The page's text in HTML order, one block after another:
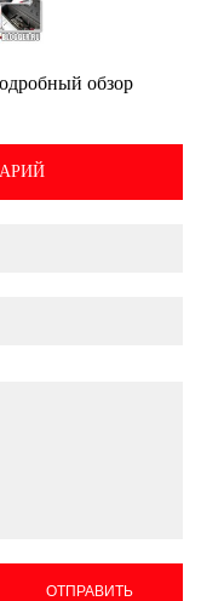
обзор
ОТПРАВИТЬ